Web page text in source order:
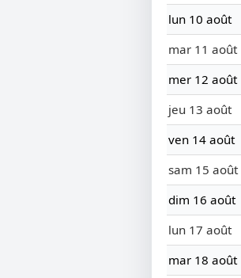
lun 10 août
mar 11 août
mer 12 août
jeu 13 août
ven 14 août
sam 15 août
dim 16 août
lun 17 août
mar 18 août